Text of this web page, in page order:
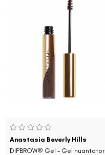
Anastasia Beverly Hills
DIPBROW® Gel - Gel nuantator